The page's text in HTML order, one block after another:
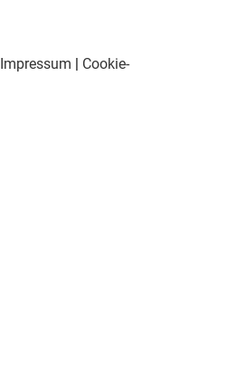
Impressum | Cookie-